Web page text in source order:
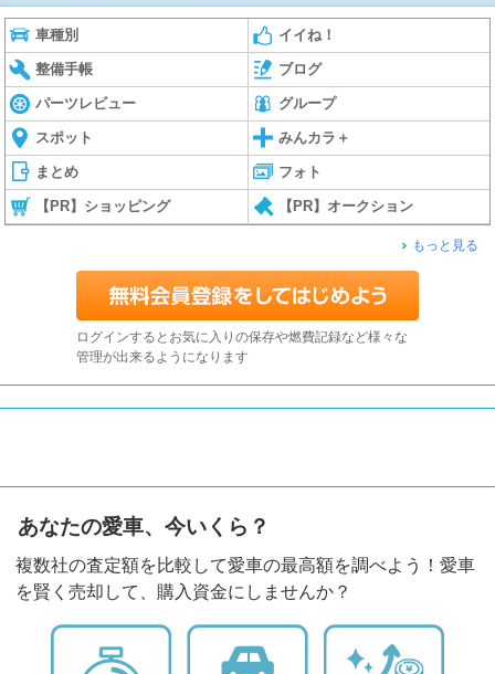
車種別 イイね！
整備手帳 ブログ
パーツレビュー グループ
スポット みんカラ＋
まとめ フォト
【PR】ショッピング 【PR】オークション
もっと見る
ログインするとお気に入りの保存や燃費記録など様々な
管理が出来るようになります
あなたの愛車、今いくら？
複数社の査定額を比較して愛車の最高額を調べよう！愛車
を賢く売却して、購入資金にしませんか？